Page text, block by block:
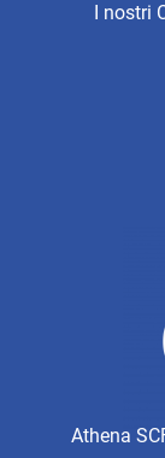
Athena
I